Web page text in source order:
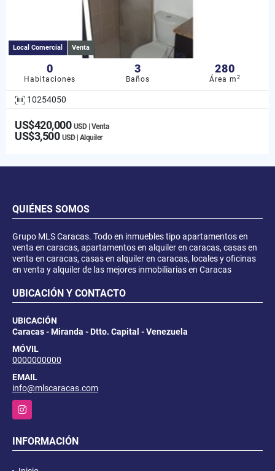
Local Comercial Venta
0
Habitaciones
3
Baños
280
Área m2
10254050
US$420,000 USD | Venta
US$3,500 USD | Alquiler
QUIÉNES SOMOS
Grupo MLS Caracas. Todo en inmuebles tipo apartamentos en
venta en caracas, apartamentos en alquiler en caracas, casas en
venta en caracas, casas en alquiler en caracas, locales y oficinas
en venta y alquiler de las mejores inmobiliarias en Caracas
UBICACIÓN Y CONTACTO
UBICACIÓN
Caracas - Miranda - Dtto. Capital - Venezuela
MÓVIL
0000000000
EMAIL
info@mlscaracas.com
Instagram
INFORMACIÓN